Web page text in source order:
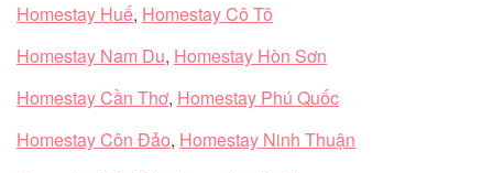
Homestay Huế, Homestay Cô Tô
Homestay Nam Du, Homestay Hòn Sơn
Homestay Cần Thơ, Homestay Phú Quốc
Homestay Côn Đảo, Homestay Ninh Thuận